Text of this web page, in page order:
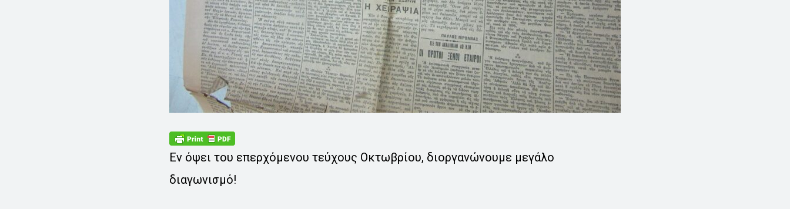
Εν όψει του επερχόμενου τεύχους Οκτωβρίου, διοργανώνουμε μεγάλο
διαγωνισμό!